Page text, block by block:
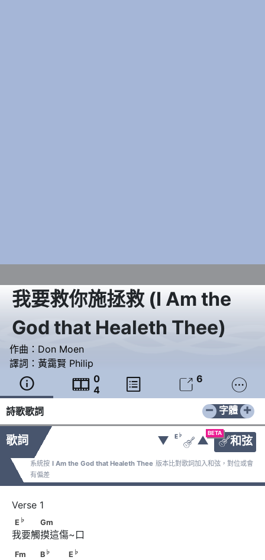
我要救你施拯救 (I Am the
God that Healeth Thee)
作曲： Don Moen
譯詞： 黃靄賢 Philip
  0
4
  6 
詩歌歌詞 − +
字體
歌詞
BETA
和弦
▼ E ♭
 ▲
系統按 I Am the God that Healeth Thee 版本比對歌詞加入和弦，對位或會
有偏差
E♭ Gm
E ♭ Gm
我要觸摸這傷~口
Fm　　　B
E
Fm B ♭ E ♭